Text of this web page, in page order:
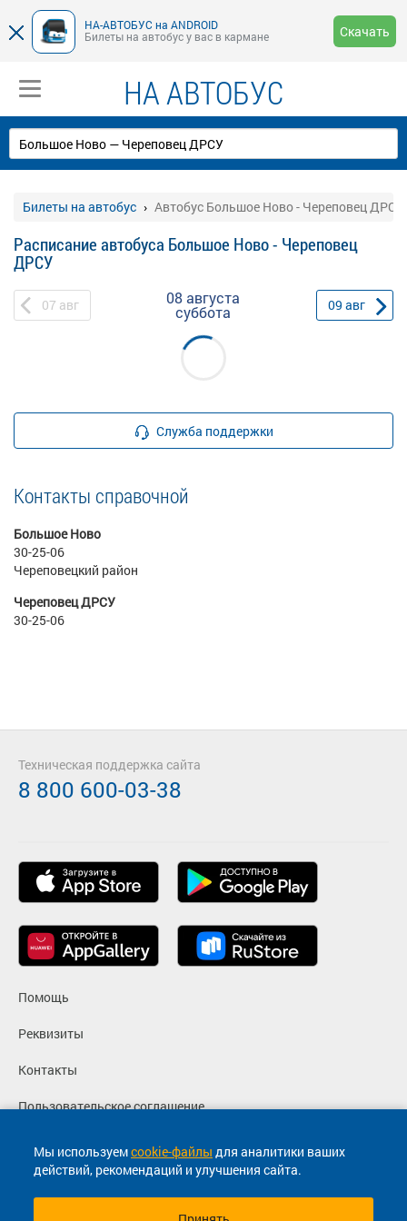
НА-АВТОБУС на ANDROID
Билеты на автобус у вас в кармане
Скачать
НА АВТОБУС
Билеты на автобус Автобус Большое Ново - Череповец ДРСУ
Расписание автобуса Большое Ново - Череповец
ДРСУ
07 авг 08 августа
суббота 09 авг
Служба поддержки
Контакты справочной
Большое Ново
30-25-06
Череповецкий район
Череповец ДРСУ
30-25-06
Мы используемcookie-файлы для аналитики ваших
действий, рекомендаций и улучшения сайта.
Помощь
Реквизиты
Контакты
Пользовательское соглашение
Политика конфиденциальности
Согласие на маркетинговые сообщения
Техническая поддержка сайта
8 800 600-03-38